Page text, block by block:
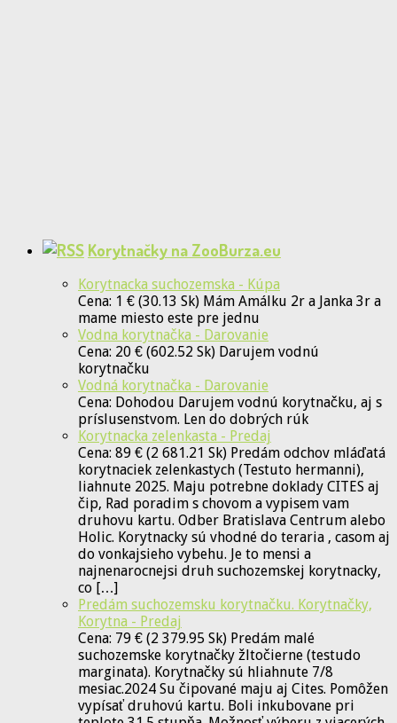
Korytnačky na ZooBurza.eu
Korytnacka suchozemska - Kúpa
Cena: 1 € (30.13 Sk) Mám Amálku 2r a Janka 3r a
mame miesto este pre jednu
Vodna korytnačka - Darovanie
Cena: 20 € (602.52 Sk) Darujem vodnú
korytnačku
Vodná korytnačka - Darovanie
Cena: Dohodou Darujem vodnú korytnačku, aj s
príslusenstvom. Len do dobrých rúk
Korytnacka zelenkasta - Predaj
Cena: 89 € (2 681.21 Sk) Predám odchov mláďatá
korytnaciek zelenkastych (Testuto hermanni),
liahnute 2025. Maju potrebne doklady CITES aj
čip, Rad poradim s chovom a vypisem vam
druhovu kartu. Odber Bratislava Centrum alebo
Holic. Korytnacky sú vhodné do teraria , casom aj
do vonkajsieho vybehu. Je to mensi a
najnenarocnejsi druh suchozemskej korytnacky,
co […]
Predám suchozemsku korytnačku. Korytnačky,
Korytna - Predaj
Cena: 79 € (2 379.95 Sk) Predám malé
suchozemske korytnačky žltočierne (testudo
marginata). Korytnačky sú hliahnute 7/8
mesiac.2024 Su čipované maju aj Cites. Pomôžen
vypísať druhovú kartu. Boli inkubovane pri